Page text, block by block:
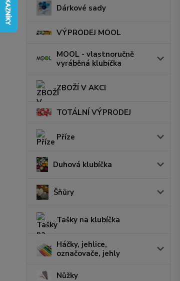
Dárkové sady
VÝPRODEJ MOOL
MOOL - vlastnoručně
vyráběná klubíčka
ZBOŽÍ V AKCI
TOTÁLNÍ VÝPRODEJ
Příze
Duhová klubíčka
Šňůry
Tašky na klubíčka
Háčky, jehlice,
označovače, jehly
Nůžky